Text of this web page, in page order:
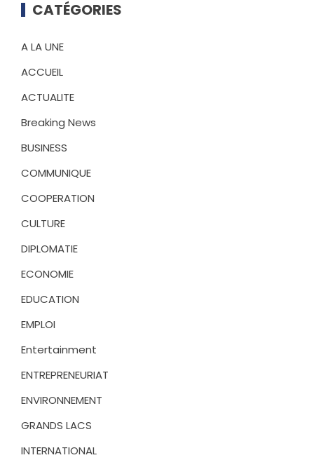
CATÉGORIES
A LA UNE
ACCUEIL
ACTUALITE
Breaking News
BUSINESS
COMMUNIQUE
COOPERATION
CULTURE
DIPLOMATIE
ECONOMIE
EDUCATION
EMPLOI
Entertainment
ENTREPRENEURIAT
ENVIRONNEMENT
GRANDS LACS
INTERNATIONAL